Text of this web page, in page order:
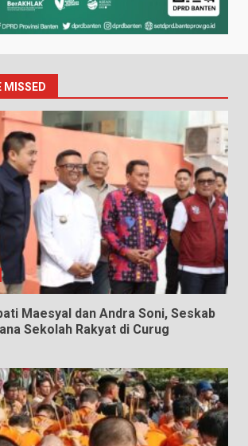
MISSED
Maesyal dan Andra Soni, Seskab
Sekolah Rakyat di Curug